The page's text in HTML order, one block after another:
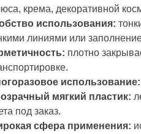
крема, декоративной
использования:
линиями или
плотно
использование:
мягкий пластик:
под заказ.
сфера применения: